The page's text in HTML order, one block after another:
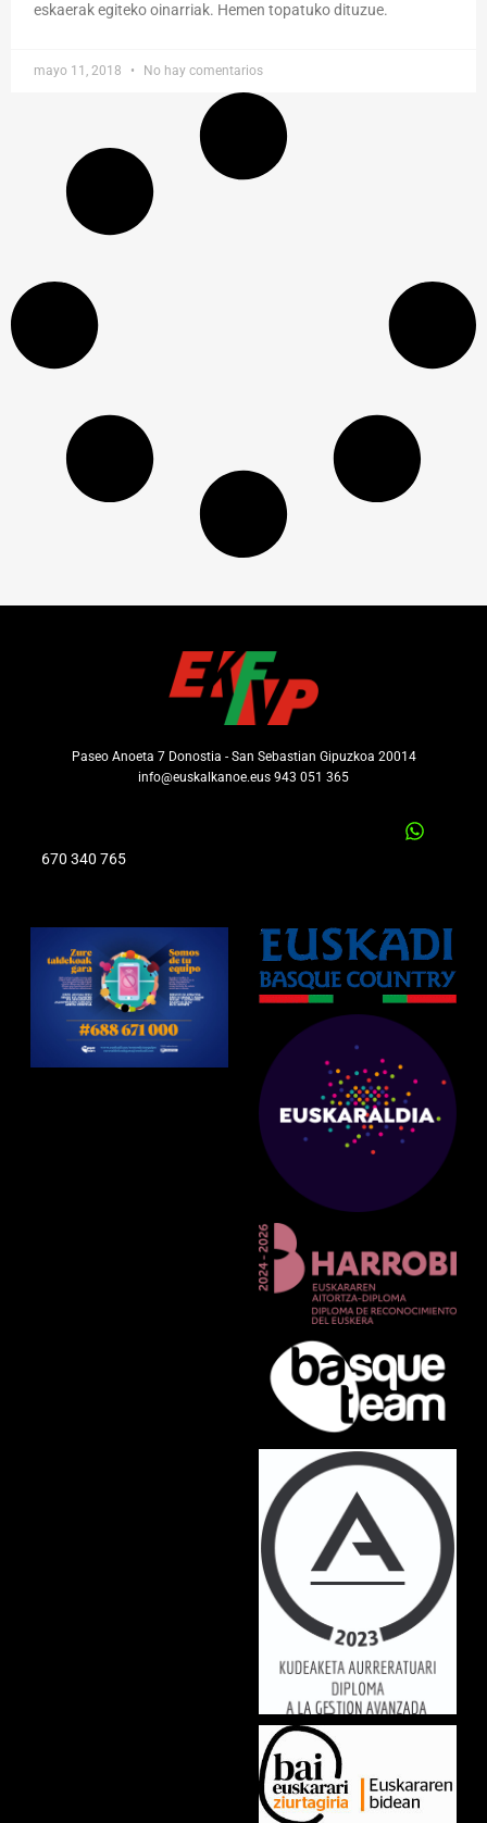
eskaerak egiteko oinarriak. Hemen topatuko dituzue.
mayo 11, 2018 No hay comentarios
Paseo Anoeta 7 Donostia - San Sebastian Gipuzkoa 20014
info@euskalkanoe.eus 943 051 365
670 340 765